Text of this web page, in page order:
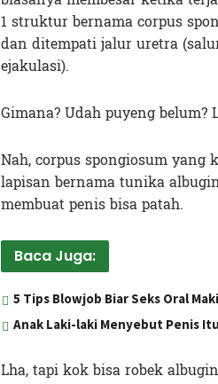
1 struktur bernama corpus
dan ditempati jalur uretra
ejakulasi).
Gimana? Udah puyeng belum?
Nah, corpus spongiosum
lapisan bernama tunika
membuat penis bisa patah.
Baca Juga:
5 Tips Blowjob Biar Seks Oral
Anak Laki-laki Menyebut Penis
Lha, tapi kok bisa robek